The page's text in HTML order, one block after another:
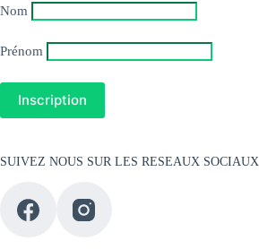
Nom
Prénom
SUIVEZ NOUS SUR LES RESEAUX SOCIAUX